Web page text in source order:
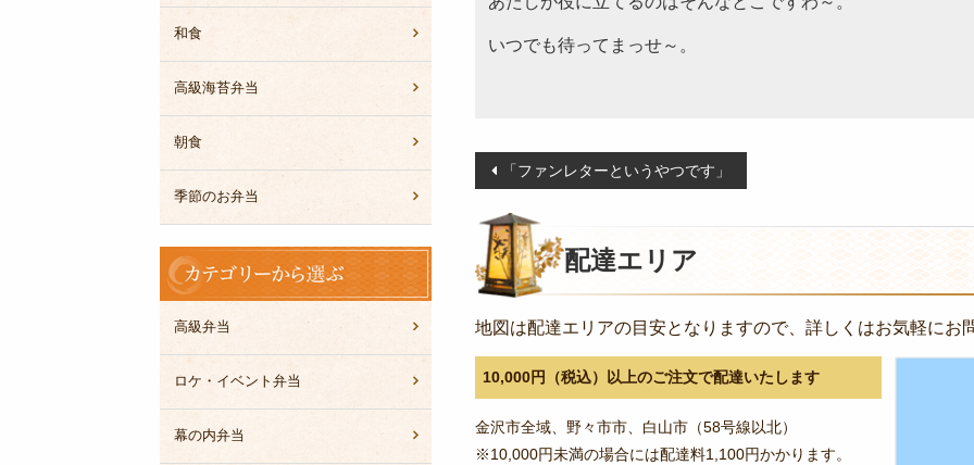
いつでも待ってまっせ～。
投
稿
ナ
ビ
ゲ
ー
ョ
ン
「ファンレターというやつです」
配達エリア
地図は配達エリアの目安となりますので、詳しくはお気軽にお
10,000円（税込）以上のご注文で配達いたします
金沢市全域、野々市市、白山市（58号線以北）
※10,000円未満の場合には配達料1,100円かかります。
ぶ和食
高級海苔弁当
朝食
季節のお弁当
カ
テ
ゴ
リ
か
選
ぶ
高級弁当
ロケ・イベント弁当
幕の内弁当